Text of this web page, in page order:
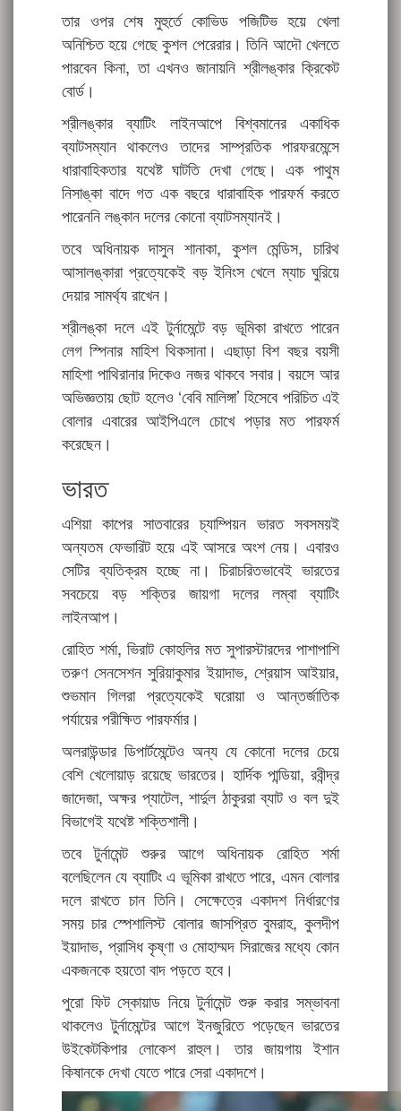
তার ওপর শেষ মুহুর্তে কোভিড পজিটিভ হয়ে খেলা
অনিশ্চিত হয়ে গেছে কুশল পেরেরার। তিনি আদৌ খেলতে
পারবেন কিনা, তা এখনও জানায়নি শ্রীলঙ্কার ক্রিকেট
বোর্ড।
শ্রীলঙ্কার ব্যাটিং লাইনআপে বিশ্বমানের একাধিক
ব্যাটসম্যান থাকলেও তাদের সাম্প্রতিক পারফরমেন্সে
ধারাবাহিকতার যথেষ্ট ঘাটতি দেখা গেছে। এক পাথুম
নিসাঙ্কা বাদে গত এক বছরে ধারাবাহিক পারফর্ম করতে
পারেননি লঙ্কান দলের কোনো ব্যাটসম্যানই।
তবে অধিনায়ক দাসুন শানাকা, কুশল মেন্ডিস, চারিথ
আসালঙ্কারা প্রত্যেকেই বড় ইনিংস খেলে ম্যাচ ঘুরিয়ে
দেয়ার সামর্থ্য রাখেন।
শ্রীলঙ্কা দলে এই টুর্নামেন্টে বড় ভূমিকা রাখতে পারেন
লেগ স্পিনার মাহিশ থিকসানা। এছাড়া বিশ বছর বয়সী
মাহিশা পাথিরানার দিকেও নজর থাকবে সবার। বয়সে আর
অভিজ্ঞতায় ছোট হলেও ‘বেবি মালিঙ্গা’ হিসেবে পরিচিত এই
বোলার এবারের আইপিএলে চোখে পড়ার মত পারফর্ম
করেছেন।
ভারত
এশিয়া কাপের সাতবারের চ্যাম্পিয়ন ভারত সবসময়ই
অন্যতম ফেভারিট হয়ে এই আসরে অংশ নেয়। এবারও
সেটির ব্যতিক্রম হচ্ছে না। চিরাচরিতভাবেই ভারতের
সবচেয়ে বড় শক্তির জায়গা দলের লম্বা ব্যাটিং
লাইনআপ।
রোহিত শর্মা, ভিরাট কোহলির মত সুপারস্টারদের পাশাপাশি
তরুণ সেনসেশন সুরিয়াকুমার ইয়াদাভ, শ্রেয়াস আইয়ার,
শুভমান গিলরা প্রত্যেকেই ঘরোয়া ও আন্তর্জাতিক
পর্যায়ের পরীক্ষিত পারফর্মার।
অলরাউন্ডার ডিপার্টমেন্টেও অন্য যে কোনো দলের চেয়ে
বেশি খেলোয়াড় রয়েছে ভারতের। হার্দিক পান্ডিয়া, রবীন্দ্র
জাদেজা, অক্ষর প্যাটেল, শার্দুল ঠাকুররা ব্যাট ও বল দুই
বিভাগেই যথেষ্ট শক্তিশালী।
তবে টুর্নামেন্ট শুরুর আগে অধিনায়ক রোহিত শর্মা
বলেছিলেন যে ব্যাটিং এ ভূমিকা রাখতে পারে, এমন বোলার
দলে রাখতে চান তিনি। সেক্ষেত্রে একাদশ নির্ধারণের
সময় চার স্পেশালিস্ট বোলার জাসপ্রিত বুমরাহ, কুলদীপ
ইয়াদাভ, প্রাসিধ কৃষ্ণা ও মোহাম্মদ সিরাজের মধ্যে কোন
একজনকে হয়তো বাদ পড়তে হবে।
পুরো ফিট স্কোয়াড নিয়ে টুর্নামেন্ট শুরু করার সম্ভাবনা
থাকলেও টুর্নামেন্টের আগে ইনজুরিতে পড়েছেন ভারতের
উইকেটকিপার লোকেশ রাহুল। তার জায়গায় ইশান
কিষানকে দেখা যেতে পারে সেরা একাদশে।